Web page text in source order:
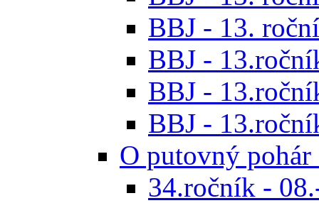
BBJ - 13.
BBJ -
BBJ -
BBJ -
O putovný
34.ročník -